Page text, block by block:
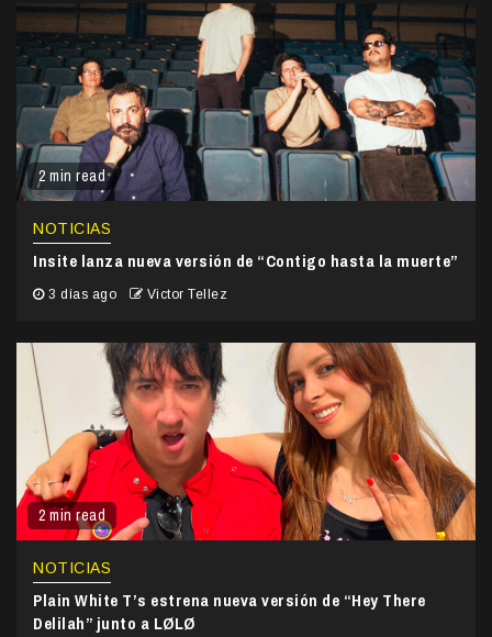
2 min read
NOTICIAS
Insite lanza nueva versión de “Contigo hasta la muerte”
3 días ago Victor Tellez
2 min read
NOTICIAS
Plain White T’s estrena nueva versión de “Hey There
Delilah” junto a LØLØ